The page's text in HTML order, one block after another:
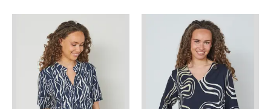
Items van productcarrousel